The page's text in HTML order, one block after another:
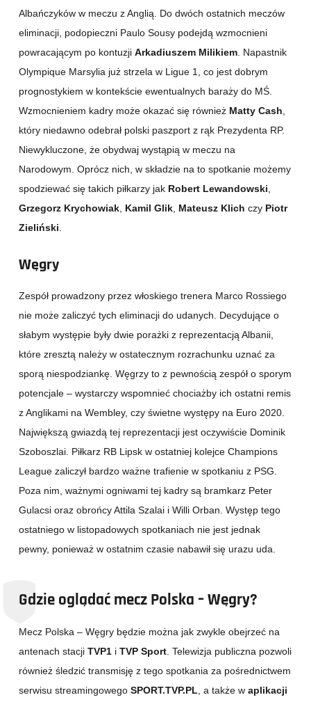
Albańczyków w meczu z Anglią. Do dwóch ostatnich meczów
eliminacji, podopieczni Paulo Sousy podejdą wzmocnieni
powracającym po kontuzji Arkadiuszem Milikiem . Napastnik
Olympique Marsylia już strzela w Ligue 1, co jest dobrym
prognostykiem w kontekście ewentualnych baraży do MŚ.
Wzmocnieniem kadry może okazać się również Matty Cash
który niedawno odebrał polski paszport z rąk Prezydenta RP.
Niewykluczone, że obydwaj wystąpią w meczu na
Narodowym. Oprócz nich, w składzie na to spotkanie możemy
spodziewać się takich piłkarzy jak Robert Lewandowski
Grzegorz Krychowiak Kamil Glik Mateusz Klich czy Piotr
Zieliński
Węgry
Zespół prowadzony przez włoskiego trenera Marco Rossiego
nie może zaliczyć tych eliminacji do udanych. Decydujące o
słabym występie były dwie porażki z reprezentacją Albanii,
które zresztą należy w ostatecznym rozrachunku uznać za
sporą niespodziankę. Węgrzy to z pewnością zespół o sporym
potencjale – wystarczy wspomnieć chociażby ich ostatni remis
z Anglikami na Wembley, czy świetne występy na Euro 2020.
Największą gwiazdą tej reprezentacji jest oczywiście Dominik
Szoboszlai. Piłkarz RB Lipsk w ostatniej kolejce Champions
League zaliczył bardzo ważne trafienie w spotkaniu z PSG.
Poza nim, ważnymi ogniwami tej kadry są bramkarz Peter
Gulacsi oraz obrońcy Attila Szalai i Willi Orban. Występ tego
ostatniego w listopadowych spotkaniach nie jest jednak
pewny, ponieważ w ostatnim czasie nabawił się urazu uda.
Gdzie oglądać mecz Polska – Węgry?
Mecz Polska – Węgry będzie można jak zwykle obejrzeć na
antenach stacji TVP1 i TVP Sport . Telewizja publiczna pozwoli
również śledzić transmisję z tego spotkania za pośrednictwem
serwisu streamingowego SPORT.TVP.PL , a także w aplikacji